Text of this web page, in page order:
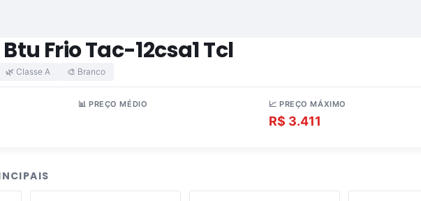
Frio Tac-12csa1 Tcl
🌿 Classe A 🎨 Branco
📊 PREÇO MÉDIO 📈 PREÇO MÁXIMO
R$ 3.411